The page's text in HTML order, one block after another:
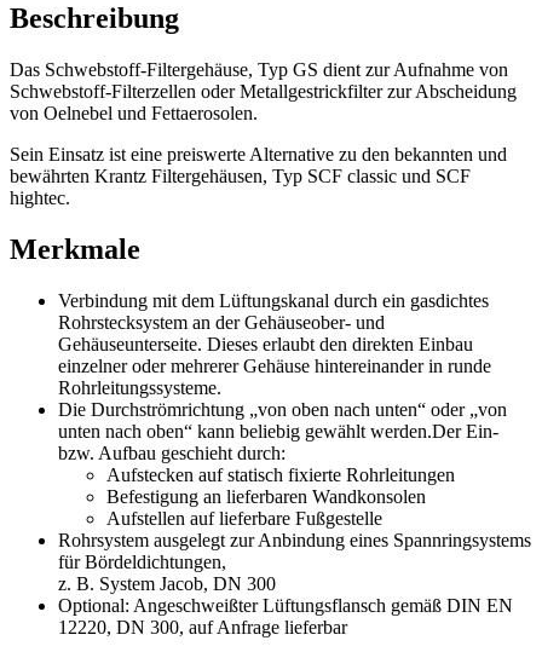
Beschreibung
Das Schwebstoff-Filtergehäuse, Typ GS dient zur Aufnahme von
Schwebstoff-Filterzellen oder Metallgestrickfilter zur Abscheidung
von Oelnebel und Fettaerosolen.
Sein Einsatz ist eine preiswerte Alternative zu den bekannten und
bewährten Krantz Filtergehäusen, Typ SCF classic und SCF
hightec.
Merkmale
Verbindung mit dem Lüftungskanal durch ein gasdichtes
Rohrstecksystem an der Gehäuseober- und
Gehäuseunterseite. Dieses erlaubt den direkten Einbau
einzelner oder mehrerer Gehäuse hintereinander in runde
Rohrleitungssysteme.
Die Durchströmrichtung „von oben nach unten“ oder „von
unten nach oben“ kann beliebig gewählt werden.Der Ein-
bzw. Aufbau geschieht durch:
Aufstecken auf statisch fixierte Rohrleitungen
Befestigung an lieferbaren Wandkonsolen
Aufstellen auf lieferbare Fußgestelle
Rohrsystem ausgelegt zur Anbindung eines Spannringsystems
für Bördeldichtungen,
z. B. System Jacob, DN 300
Optional: Angeschweißter Lüftungsflansch gemäß DIN EN
12220, DN 300, auf Anfrage lieferbar